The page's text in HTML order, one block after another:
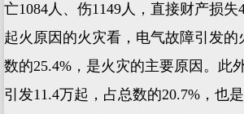
亡1084人、伤1149人，直接财产损失
起火原因的火灾看，电气故障引发的
数的25.4%，是火灾的主要原因。此
引发11.4万起，占总数的20.7%，也